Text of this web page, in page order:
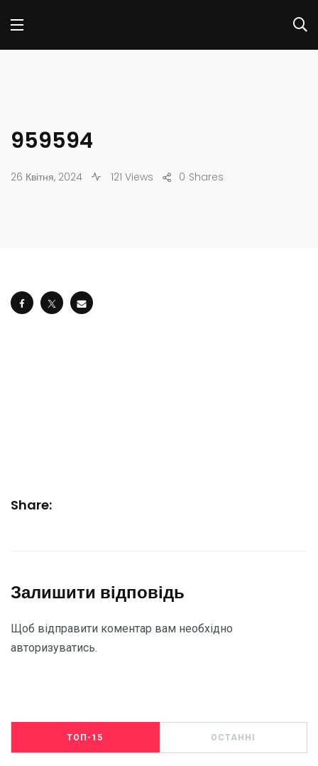
959594
26 Квітня, 2024 121 Views Shares
0
Share:
Залишити відповідь
Щоб відправити коментар вам необхідно
авторизуватись.
ТОП-15 ОСТАННІ